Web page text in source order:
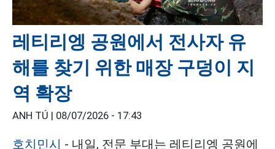
레티리엥 공원에서 전사자 유
해를 찾기 위한 매장 구덩이 지
역 확장
ANH TÚ | 08/07/2026 - 17:43
호치민시 - 내일, 전문 부대는 레티리엥 공원에